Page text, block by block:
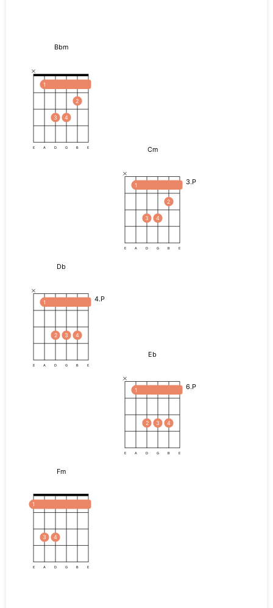
Bbm
1
3 4
2
E A D G B E Cm
3.P
1
3 4
2
E A D G B E
Db
4.P
1
2 3 4
E A D G B E
Eb
6.P
1
2 3 4
E A D G B E
Fm
1
3 4
E A D G B E